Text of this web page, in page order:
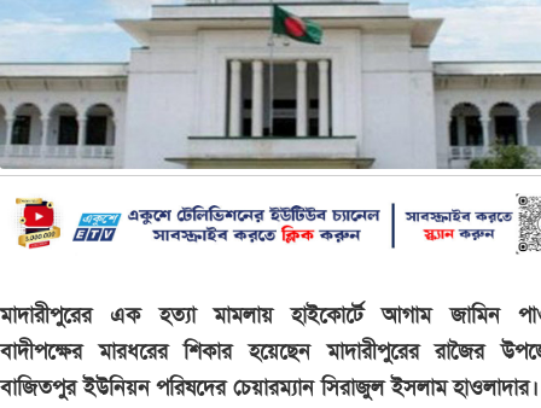
মাদারীপুরের এক হত্যা মামলায় হাইকোর্টে আগাম জামিন
বাদীপক্ষের মারধরের শিকার হয়েছেন মাদারীপুরের রাজৈর
বাজিতপুর ইউনিয়ন পরিষদের চেয়ারম্যান সিরাজুল ইসলাম